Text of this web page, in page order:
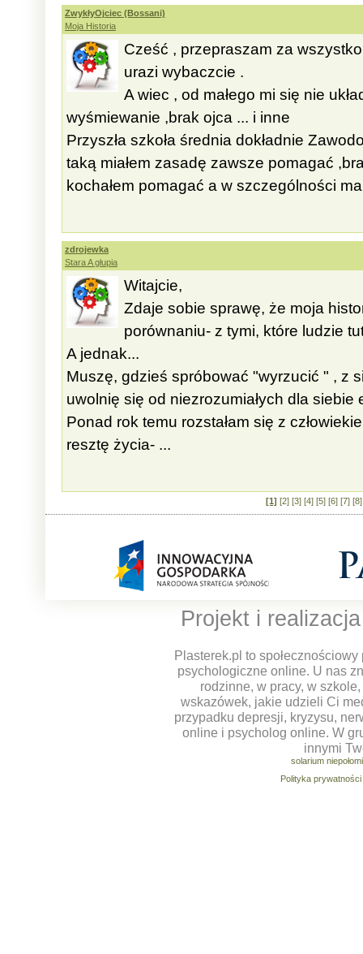
ZwykłyOjciec (Bossani)
Moja Historia
Cześć , przepraszam za
urazi wybaczcie .
A wiec , od małego mi się nie
wyśmiewanie ,brak ojca ... i inne
Przyszła szkoła średnia dokładnie
taką miałem zasadę zawsze pomagać
kochałem pomagać a w szczególności
zdrojewka
Stara A głupia
Witajcie,
Zdaje sobie sprawę, że moja
porównaniu- z tymi, które ludzie
A jednak...
Muszę, gdzieś spróbować "wyrzucić " , z
uwolnię się od niezrozumiałych dla siebie
Ponad rok temu rozstałam się z
resztę życia- ...
[1] [2] [3] [4] [5] [6] [7] [8]
Projekt i
Plasterek.pl to
psychologiczne online. U nas
rodzinne, w pracy, w
wskazówek, jakie udzieli Ci
przypadku depresji, kryzysu,
online i psycholog online. W
innymi
solarium
Polityka prywatności